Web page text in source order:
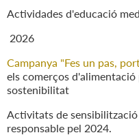
Actividades d'educació
2026
Campanya "Fes un pas,
els comerços
sostenibilitat
Activitats de
responsable pel 2024.